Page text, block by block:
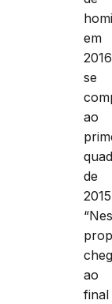
em
se
ao
de
ao
final